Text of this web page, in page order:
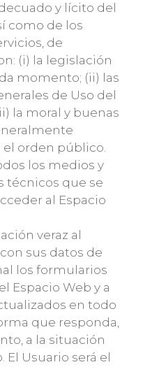
y lícito del
como de los
de
(i) la legislación
momento; (ii) las
de Uso del
la moral y buenas
el orden público.
los medios y
técnicos que se
al Espacio
veraz al
sus datos de
los formularios
Espacio Web y a
en todo
que responda,
a la situación
El Usuario será el